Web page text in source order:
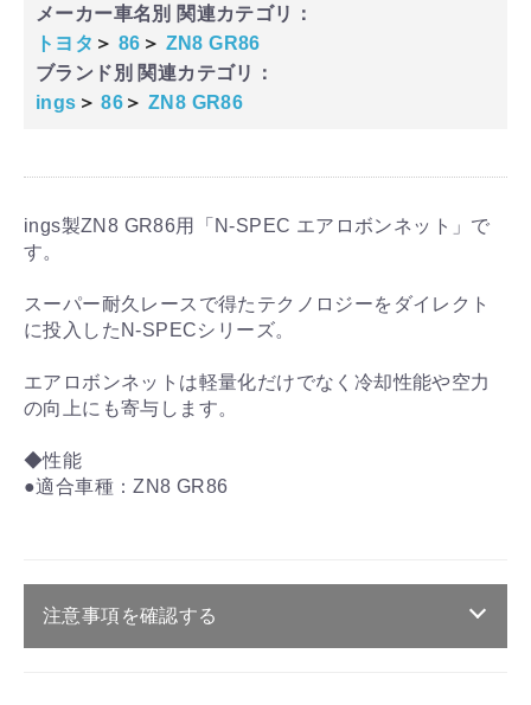
メーカー車名別 関連カテゴリ：
トヨタ ＞ 86 ＞ ZN8 GR86
ブランド別 関連カテゴリ：
ings ＞ 86 ＞ ZN8 GR86
ings製ZN8 GR86用「N-SPEC エアロボンネット」で
す。
スーパー耐久レースで得たテクノロジーをダイレクト
に投入したN-SPECシリーズ。
エアロボンネットは軽量化だけでなく冷却性能や空力
の向上にも寄与します。
◆性能
●適合車種：ZN8 GR86
注意事項を確認する